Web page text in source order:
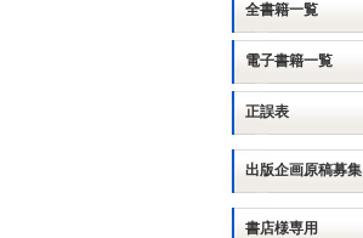
全書籍一覧
電子書籍一覧
正誤表
出版企画原稿募集
書店様専用